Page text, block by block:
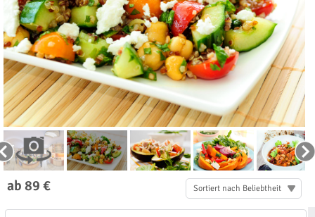
ab 89 € Sortiert nach Beliebtheit